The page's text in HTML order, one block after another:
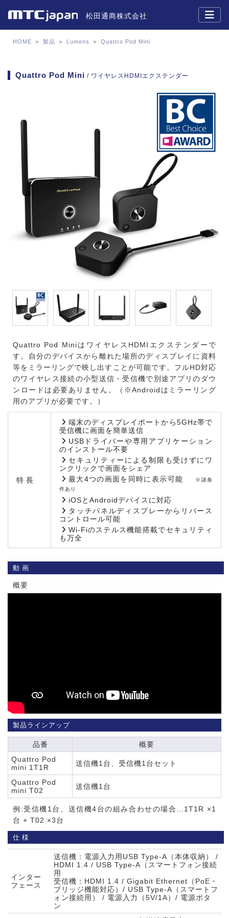
松田通商株式会社
HOME ＞ 製品 ＞ Lumens ＞ Quattro Pod Mini
Quattro Pod Mini / ワイヤレスHDMIエクステンダー
Quattro Pod MiniはワイヤレスHDMIエクステンダーで
す。自分のデバイスから離れた場所のディスプレイに資料
等をミラーリングで映し出すことが可能です。フルHD対応
のワイヤレス接続の小型送信・受信機で別途アプリのダウ
ンロードは必要ありません。（※Androidはミラーリング
用のアプリが必要です。）
特長
端末のディスプレイポートから5GHz帯で
受信機に画面を簡単送信
USBドライバーや専用アプリケーション
のインストール不要
セキュリティーによる制限も受けずにワ
ンクリックで画面をシェア
最大4つの画面を同時に表示可能
※諸条
件あり
iOSとAndroidデバイスに対応
タッチパネルディスプレーからリバース
コントロール可能
Wi-Fiのステルス機能搭載でセキュリティ
も万全
動画
概要
製品ラインアップ
品番
概要
Quattro Pod
mini 1T1R
送信機1台、受信機1台セット
Quattro Pod
mini T02
送信機1台
例:受信機1台、送信機4台の組み合わせの場合…1T1R ×1
台 + T02 ×3台
仕様
インター
フェース
送信機：電源入力用USB Type-A（本体収納） /
HDMI 1.4 / USB Type-A（スマートフォン接続
用
受信機：HDMI 1.4 / Gigabit Ethernet（PoE・
ブリッジ機能対応）/ USB Type-A（スマートフ
ォン接続用） / 電源入力（5V/1A）/ 電源ボタ
ン